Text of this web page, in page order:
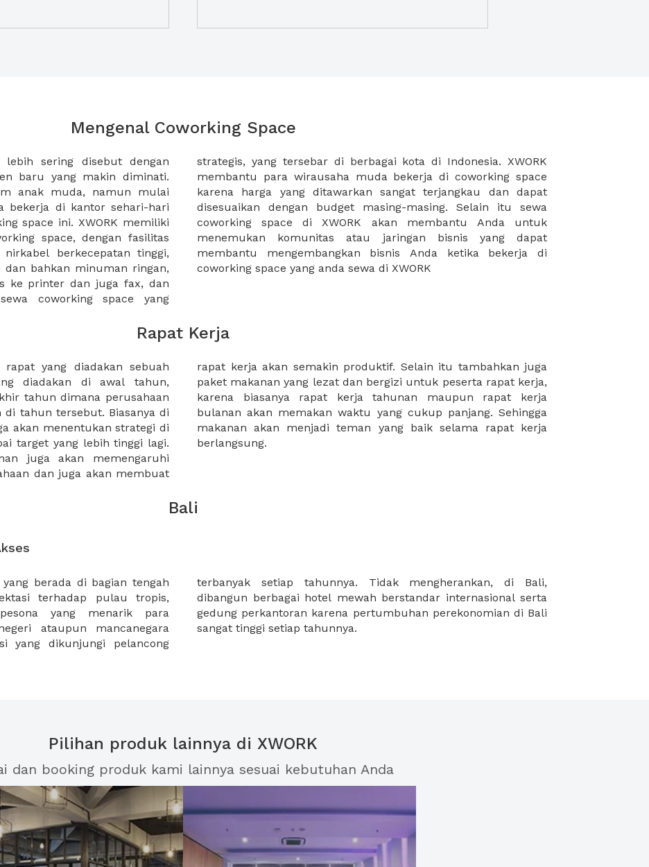
Mengenal Coworking Space
sering disebut dengan
baru yang makin diminati.
anak muda, namun mulai
bekerja di kantor sehari-hari
space ini. XWORK memiliki
space, dengan fasilitas
berkecepatan tinggi,
bahkan minuman ringan,
ke printer dan juga fax, dan
coworking space yang
kota di Indonesia. XWORK
bekerja di coworking space
terjangkau dan dapat
masing. Selain itu sewa
membantu Anda untuk
bisnis yang dapat
Anda ketika bekerja di
coworking space yang anda sewa di XWORK
Rapat Kerja
yang diadakan sebuah
diadakan di awal tahun,
tahun dimana perusahaan
di tahun tersebut. Biasanya di
akan menentukan strategi di
target yang lebih tinggi lagi.
juga akan memengaruhi
dan juga akan membuat
Selain itu tambahkan juga
untuk peserta rapat kerja,
maupun rapat kerja
cukup panjang. Sehingga
baik selama rapat kerja
berlangsung.
Bali
berada di bagian tengah
terhadap pulau tropis,
yang menarik para
ataupun mancanegara
yang dikunjungi pelancong
mengherankan, di Bali,
internasional serta
perekonomian di Bali
sangat tinggi setiap tahunnya.
Pilihan produk lainnya di XWORK
dan booking produk kami lainnya sesuai kebutuhan Anda